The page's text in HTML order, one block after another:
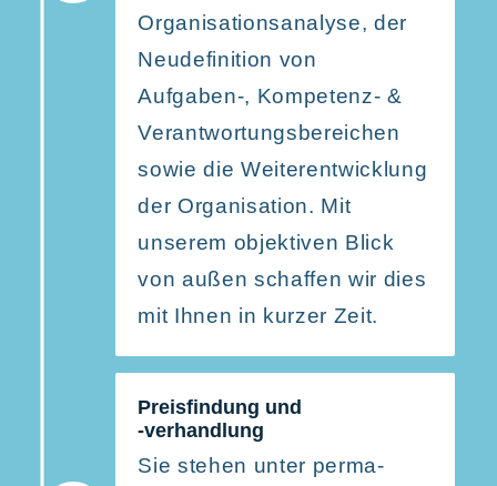
Organi­sa­ti­ons­analyse, der
Neude­fi­nition von
Aufgaben‑, Kompetenz- &
Verant­wor­tungs­be­reichen
sowie die Weiter­ent­wicklung
der Organi­sation. Mit
unserem objek­tiven Blick
von außen schaffen wir dies
mit Ihnen in kurzer Zeit.
Preis­findung und
‑verhandlung
Sie stehen unter perma­